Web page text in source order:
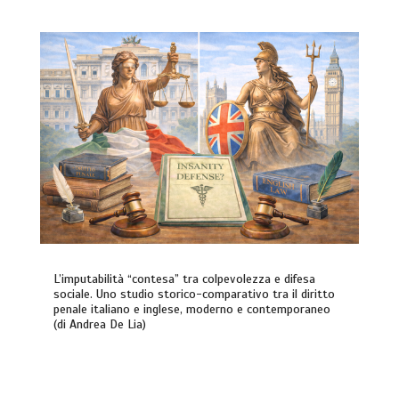
L’imputabilità “contesa” tra colpevolezza e difesa
sociale. Uno studio storico-comparativo tra il diritto
penale italiano e inglese, moderno e contemporaneo
(di Andrea De Lia)